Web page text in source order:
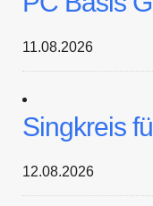
11.08.2026
Singkreis
12.08.2026